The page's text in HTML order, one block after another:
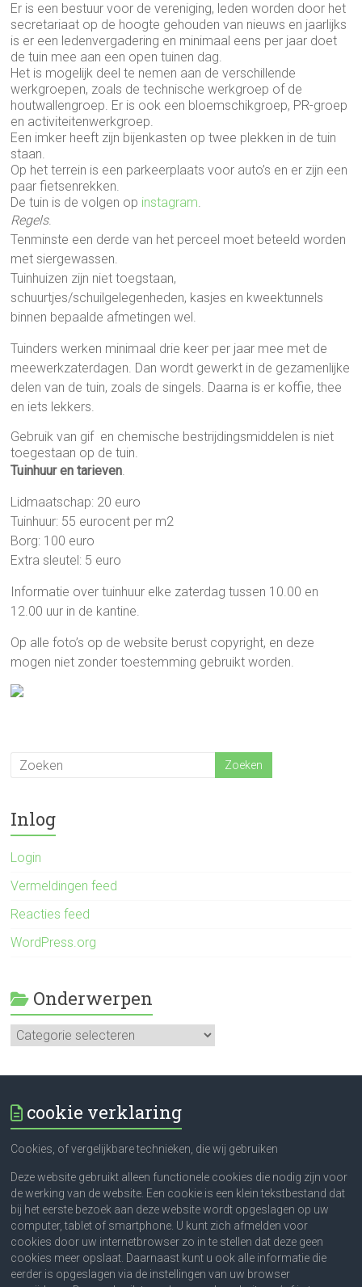
Er is een bestuur voor de vereniging, leden worden door het
secretariaat op de hoogte gehouden van nieuws en jaarlijks
is er een ledenvergadering en minimaal eens per jaar doet
de tuin mee aan een open tuinen dag.
Het is mogelijk deel te nemen aan de verschillende
werkgroepen, zoals de technische werkgroep of de
houtwallengroep. Er is ook een bloemschikgroep, PR-groep
en activiteitenwerkgroep.
Een imker heeft zijn bijenkasten op twee plekken in de tuin
staan.
Op het terrein is een parkeerplaats voor auto’s en er zijn een
paar fietsenrekken.
De tuin is de volgen op instagram.
Regels.
Tenminste een derde van het perceel moet beteeld worden
met siergewassen.
Tuinhuizen zijn niet toegstaan,
schuurtjes/schuilgelegenheden, kasjes en kweektunnels
binnen bepaalde afmetingen wel.
Tuinders werken minimaal drie keer per jaar mee met de
meewerkzaterdagen. Dan wordt gewerkt in de gezamenlijke
delen van de tuin, zoals de singels. Daarna is er koffie, thee
en iets lekkers.
Gebruik van gif en chemische bestrijdingsmiddelen is niet
toegestaan op de tuin.
Tuinhuur en tarieven.
Lidmaatschap: 20 euro
Tuinhuur: 55 eurocent per m2
Borg: 100 euro
Extra sleutel: 5 euro
Informatie over tuinhuur elke zaterdag tussen 10.00 en
12.00 uur in de kantine.
Op alle foto’s op de website berust copyright, en deze
mogen niet zonder toestemming gebruikt worden.
Inlog
Login
Vermeldingen feed
Reacties feed
WordPress.org
Onderwerpen
Onderwerpen
cookie verklaring
Cookies, of vergelijkbare technieken, die wij gebruiken
Deze website gebruikt alleen functionele cookies die nodig zijn voor
de werking van de website. Een cookie is een klein tekstbestand dat
bij het eerste bezoek aan deze website wordt opgeslagen op uw
computer, tablet of smartphone. U kunt zich afmelden voor
cookies door uw internetbrowser zo in te stellen dat deze geen
cookies meer opslaat. Daarnaast kunt u ook alle informatie die
eerder is opgeslagen via de instellingen van uw browser